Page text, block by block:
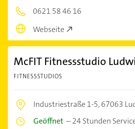
0621 58 46 16
Webseite
McFIT Fitnessstudio
FITNESSSTUDIOS
Industriestraße 1-5,67063
Geöffnet –24 Stunden